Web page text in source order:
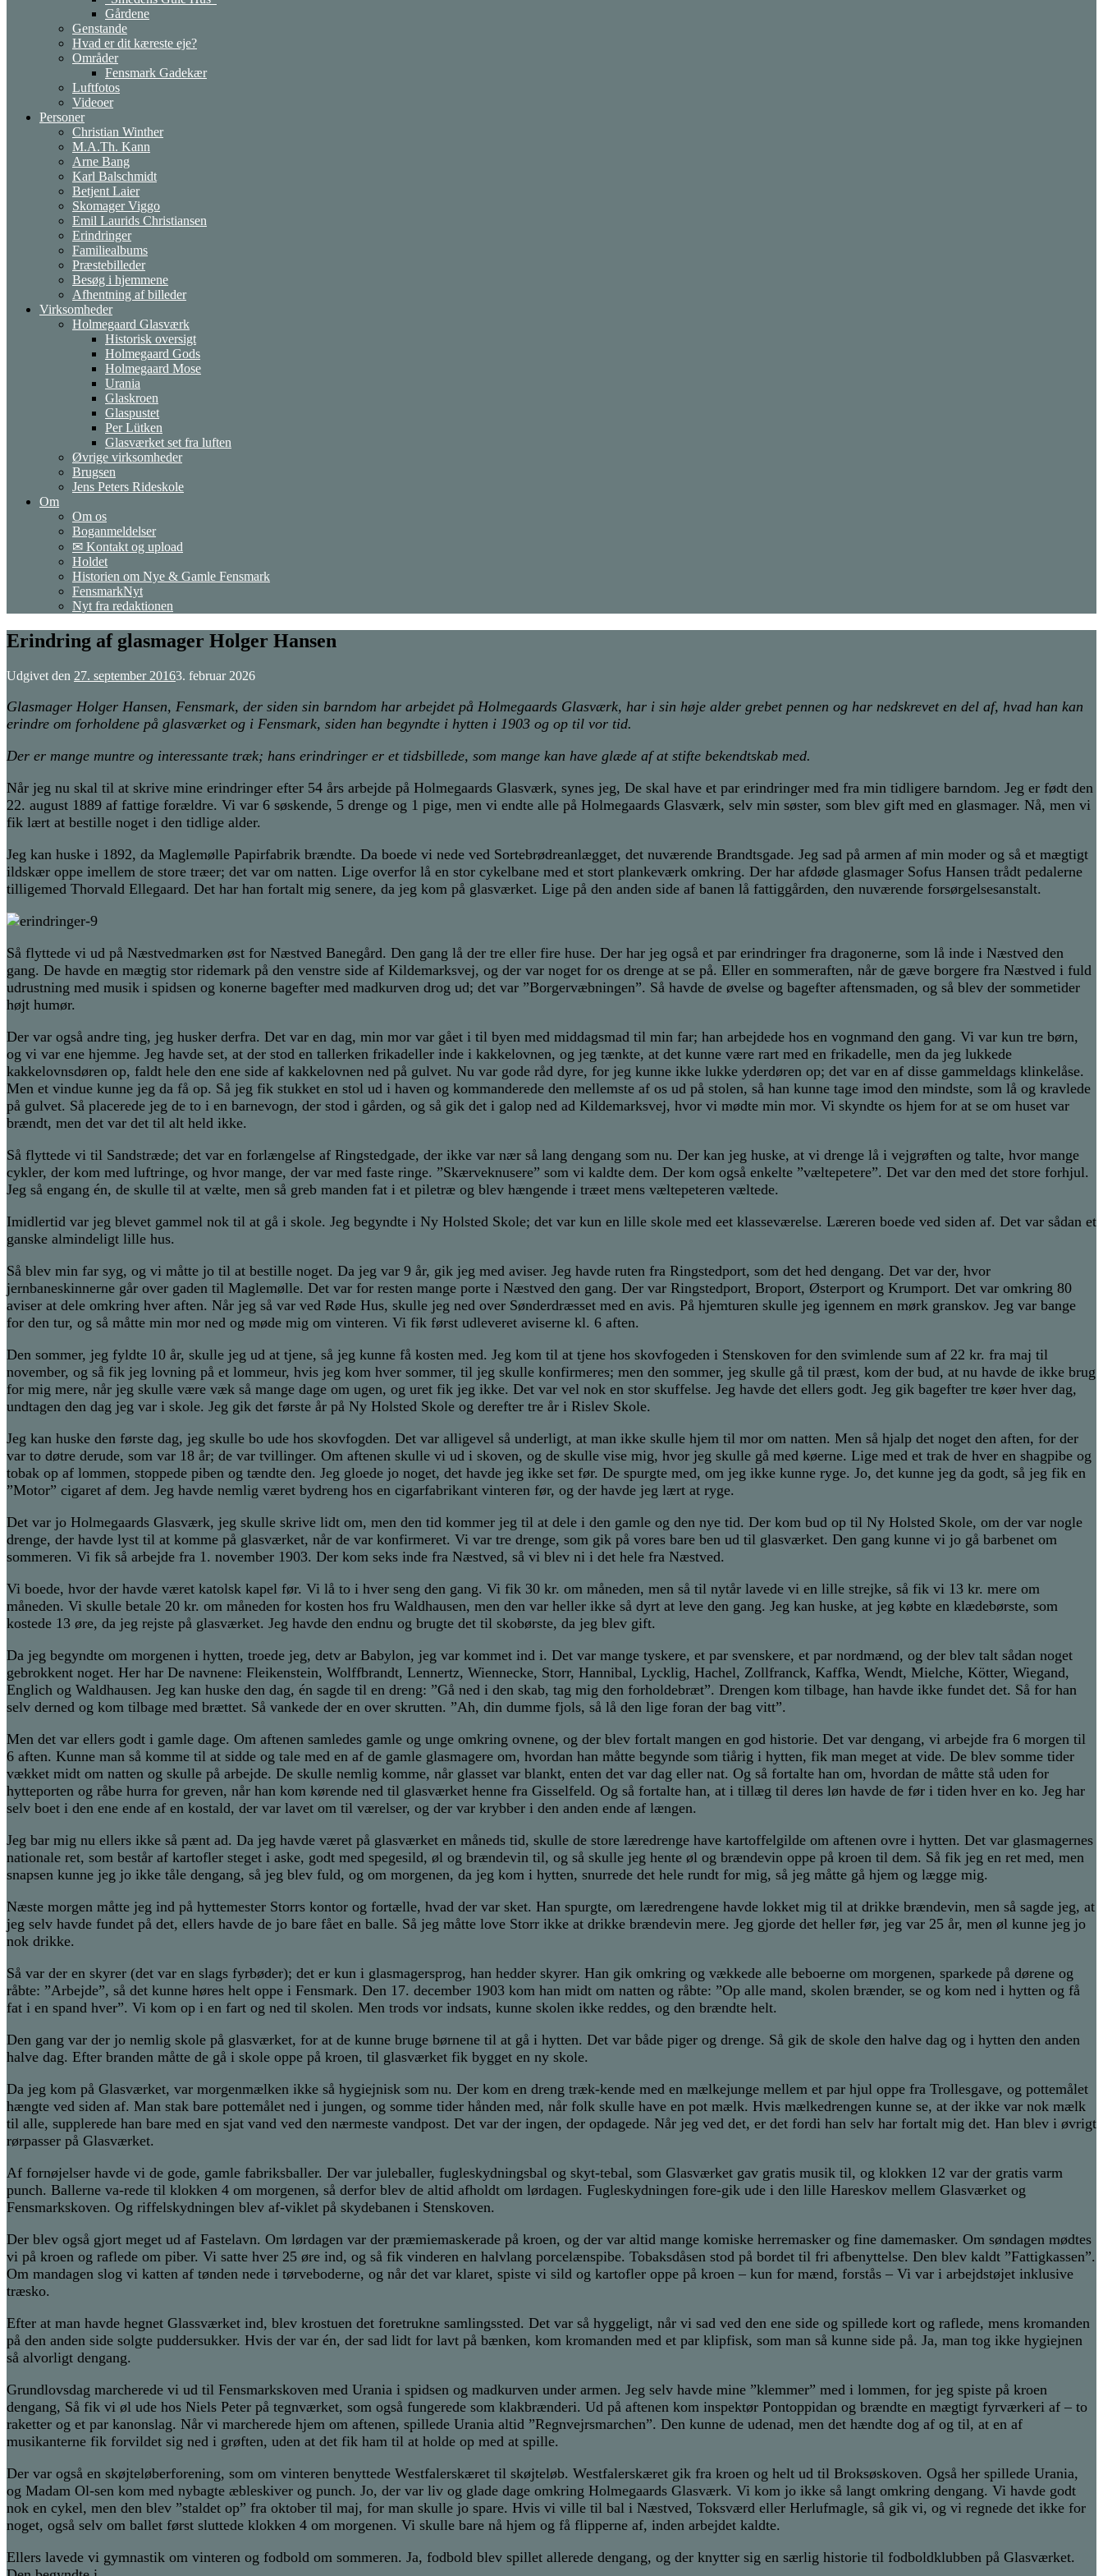
Gårdene
Genstande
Hvad er dit kæreste eje?
Områder
Fensmark Gadekær
Luftfotos
Videoer
Personer
Christian Winther
M.A.Th. Kann
Arne Bang
Karl Balschmidt
Betjent Laier
Skomager Viggo
Emil Laurids Christiansen
Erindringer
Familiealbums
Præstebilleder
Besøg i hjemmene
Afhentning af billeder
Virksomheder
Holmegaard Glasværk
Historisk oversigt
Holmegaard Gods
Holmegaard Mose
Urania
Glaskroen
Glaspustet
Per Lütken
Glasværket set fra luften
Øvrige virksomheder
Brugsen
Jens Peters Rideskole
Om
Om os
Boganmeldelser
✉ Kontakt og upload
Holdet
Historien om Nye & Gamle Fensmark
FensmarkNyt
Nyt fra redaktionen
Erindring af glasmager Holger Hansen
Udgivet den 27. september 20163. februar 2026
Glasmager Holger Hansen, Fensmark, der siden sin barndom har arbejdet på Holmegaards Glasværk, har i sin høje alder grebet pennen og har nedskrevet en del af, hvad han kan
erindre om forholdene på glasværket og i Fensmark, siden han begyndte i hytten i 1903 og op til vor tid.
Der er mange muntre og interessante træk; hans erindringer er et tidsbillede, som mange kan have glæde af at stifte bekendtskab med.
Når jeg nu skal til at skrive mine erindringer efter 54 års arbejde på Holmegaards Glasværk, synes jeg, De skal have et par erindringer med fra min tidligere barndom. Jeg er født den
22. august 1889 af fattige forældre. Vi var 6 søskende, 5 drenge og 1 pige, men vi endte alle på Holmegaards Glasværk, selv min søster, som blev gift med en glasmager. Nå, men vi
fik lært at bestille noget i den tidlige alder.
Jeg kan huske i 1892, da Maglemølle Papirfabrik brændte. Da boede vi nede ved Sortebrødreanlægget, det nuværende Brandtsgade. Jeg sad på armen af min moder og så et mægtigt
ildskær oppe imellem de store træer; det var om natten. Lige overfor lå en stor cykelbane med et stort plankeværk omkring. Der har afdøde glasmager Sofus Hansen trådt pedalerne
tilligemed Thorvald Ellegaard. Det har han fortalt mig senere, da jeg kom på glasværket. Lige på den anden side af banen lå fattiggården, den nuværende forsørgelsesanstalt.
Så flyttede vi ud på Næstvedmarken øst for Næstved Banegård. Den gang lå der tre eller fire huse. Der har jeg også et par erindringer fra dragonerne, som lå inde i Næstved den
gang. De havde en mægtig stor ridemark på den venstre side af Kildemarksvej, og der var noget for os drenge at se på. Eller en sommeraften, når de gæve borgere fra Næstved i fuld
udrustning med musik i spidsen og konerne bagefter med madkurven drog ud; det var ”Borgervæbningen”. Så havde de øvelse og bagefter aftensmaden, og så blev der sommetider
højt humør.
Der var også andre ting, jeg husker derfra. Det var en dag, min mor var gået i til byen med middagsmad til min far; han arbejdede hos en vognmand den gang. Vi var kun tre børn,
og vi var ene hjemme. Jeg havde set, at der stod en tallerken frikadeller inde i kakkelovnen, og jeg tænkte, at det kunne være rart med en frikadelle, men da jeg lukkede
kakkelovnsdøren op, faldt hele den ene side af kakkelovnen ned på gulvet. Nu var gode råd dyre, for jeg kunne ikke lukke yderdøren op; det var en af disse gammeldags klinkelåse.
Men et vindue kunne jeg da få op. Så jeg fik stukket en stol ud i haven og kommanderede den mellemste af os ud på stolen, så han kunne tage imod den mindste, som lå og kravlede
på gulvet. Så placerede jeg de to i en barnevogn, der stod i gården, og så gik det i galop ned ad Kildemarksvej, hvor vi mødte min mor. Vi skyndte os hjem for at se om huset var
brændt, men det var det til alt held ikke.
Så flyttede vi til Sandstræde; det var en forlængelse af Ringstedgade, der ikke var nær så lang dengang som nu. Der kan jeg huske, at vi drenge lå i vejgrøften og talte, hvor mange
cykler, der kom med luftringe, og hvor mange, der var med faste ringe. ”Skærveknusere” som vi kaldte dem. Der kom også enkelte ”væltepetere”. Det var den med det store forhjul.
Jeg så engang én, de skulle til at vælte, men så greb manden fat i et piletræ og blev hængende i træet mens væltepeteren væltede.
Imidlertid var jeg blevet gammel nok til at gå i skole. Jeg begyndte i Ny Holsted Skole; det var kun en lille skole med eet klasseværelse. Læreren boede ved siden af. Det var sådan et
ganske almindeligt lille hus.
Så blev min far syg, og vi måtte jo til at bestille noget. Da jeg var 9 år, gik jeg med aviser. Jeg havde ruten fra Ringstedport, som det hed dengang. Det var der, hvor
jernbaneskinnerne går over gaden til Maglemølle. Det var for resten mange porte i Næstved den gang. Der var Ringstedport, Broport, Østerport og Krumport. Det var omkring 80
aviser at dele omkring hver aften. Når jeg så var ved Røde Hus, skulle jeg ned over Sønderdræsset med en avis. På hjemturen skulle jeg igennem en mørk granskov. Jeg var bange
for den tur, og så måtte min mor ned og møde mig om vinteren. Vi fik først udleveret aviserne kl. 6 aften.
Den sommer, jeg fyldte 10 år, skulle jeg ud at tjene, så jeg kunne få kosten med. Jeg kom til at tjene hos skovfogeden i Stenskoven for den svimlende sum af 22 kr. fra maj til
november, og så fik jeg lovning på et lommeur, hvis jeg kom hver sommer, til jeg skulle konfirmeres; men den sommer, jeg skulle gå til præst, kom der bud, at nu havde de ikke brug
for mig mere, når jeg skulle være væk så mange dage om ugen, og uret fik jeg ikke. Det var vel nok en stor skuffelse. Jeg havde det ellers godt. Jeg gik bagefter tre køer hver dag,
undtagen den dag jeg var i skole. Jeg gik det første år på Ny Holsted Skole og derefter tre år i Rislev Skole.
Jeg kan huske den første dag, jeg skulle bo ude hos skovfogden. Det var alligevel så underligt, at man ikke skulle hjem til mor om natten. Men så hjalp det noget den aften, for der
var to døtre derude, som var 18 år; de var tvillinger. Om aftenen skulle vi ud i skoven, og de skulle vise mig, hvor jeg skulle gå med køerne. Lige med et trak de hver en shagpibe og
tobak op af lommen, stoppede piben og tændte den. Jeg gloede jo noget, det havde jeg ikke set før. De spurgte med, om jeg ikke kunne ryge. Jo, det kunne jeg da godt, så jeg fik en
”Motor” cigaret af dem. Jeg havde nemlig været bydreng hos en cigarfabrikant vinteren før, og der havde jeg lært at ryge.
Det var jo Holmegaards Glasværk, jeg skulle skrive lidt om, men den tid kommer jeg til at dele i den gamle og den nye tid. Der kom bud op til Ny Holsted Skole, om der var nogle
drenge, der havde lyst til at komme på glasværket, når de var konfirmeret. Vi var tre drenge, som gik på vores bare ben ud til glasværket. Den gang kunne vi jo gå barbenet om
sommeren. Vi fik så arbejde fra 1. november 1903. Der kom seks inde fra Næstved, så vi blev ni i det hele fra Næstved.
Vi boede, hvor der havde været katolsk kapel før. Vi lå to i hver seng den gang. Vi fik 30 kr. om måneden, men så til nytår lavede vi en lille strejke, så fik vi 13 kr. mere om
måneden. Vi skulle betale 20 kr. om måneden for kosten hos fru Waldhausen, men den var heller ikke så dyrt at leve den gang. Jeg kan huske, at jeg købte en klædebørste, som
kostede 13 øre, da jeg rejste på glasværket. Jeg havde den endnu og brugte det til skobørste, da jeg blev gift.
Da jeg begyndte om morgenen i hytten, troede jeg, detv ar Babylon, jeg var kommet ind i. Det var mange tyskere, et par svenskere, et par nordmænd, og der blev talt sådan noget
gebrokkent noget. Her har De navnene: Fleikenstein, Wolffbrandt, Lennertz, Wiennecke, Storr, Hannibal, Lycklig, Hachel, Zollfranck, Kaffka, Wendt, Mielche, Kötter, Wiegand,
Englich og Waldhausen. Jeg kan huske den dag, én sagde til en dreng: ”Gå ned i den skab, tag mig den forholdebræt”. Drengen kom tilbage, han havde ikke fundet det. Så for han
selv derned og kom tilbage med brættet. Så vankede der en over skrutten. ”Ah, din dumme fjols, så lå den lige foran der bag vitt”.
Men det var ellers godt i gamle dage. Om aftenen samledes gamle og unge omkring ovnene, og der blev fortalt mangen en god historie. Det var dengang, vi arbejde fra 6 morgen til
6 aften. Kunne man så komme til at sidde og tale med en af de gamle glasmagere om, hvordan han måtte begynde som tiårig i hytten, fik man meget at vide. De blev somme tider
vækket midt om natten og skulle på arbejde. De skulle nemlig komme, når glasset var blankt, enten det var dag eller nat. Og så fortalte han om, hvordan de måtte stå uden for
hytteporten og råbe hurra for greven, når han kom kørende ned til glasværket henne fra Gisselfeld. Og så fortalte han, at i tillæg til deres løn havde de før i tiden hver en ko. Jeg har
selv boet i den ene ende af en kostald, der var lavet om til værelser, og der var krybber i den anden ende af længen.
Jeg bar mig nu ellers ikke så pænt ad. Da jeg havde været på glasværket en måneds tid, skulle de store læredrenge have kartoffelgilde om aftenen ovre i hytten. Det var glasmagernes
nationale ret, som består af kartofler steget i aske, godt med spegesild, øl og brændevin til, og så skulle jeg hente øl og brændevin oppe på kroen til dem. Så fik jeg en ret med, men
snapsen kunne jeg jo ikke tåle dengang, så jeg blev fuld, og om morgenen, da jeg kom i hytten, snurrede det hele rundt for mig, så jeg måtte gå hjem og lægge mig.
Næste morgen måtte jeg ind på hyttemester Storrs kontor og fortælle, hvad der var sket. Han spurgte, om læredrengene havde lokket mig til at drikke brændevin, men så sagde jeg, at
jeg selv havde fundet på det, ellers havde de jo bare fået en balle. Så jeg måtte love Storr ikke at drikke brændevin mere. Jeg gjorde det heller før, jeg var 25 år, men øl kunne jeg jo
nok drikke.
Så var der en skyrer (det var en slags fyrbøder); det er kun i glasmagersprog, han hedder skyrer. Han gik omkring og vækkede alle beboerne om morgenen, sparkede på dørene og
råbte: ”Arbejde”, så det kunne høres helt oppe i Fensmark. Den 17. december 1903 kom han midt om natten og råbte: ”Op alle mand, skolen brænder, se og kom ned i hytten og få
fat i en spand hver”. Vi kom op i en fart og ned til skolen. Men trods vor indsats, kunne skolen ikke reddes, og den brændte helt.
Den gang var der jo nemlig skole på glasværket, for at de kunne bruge børnene til at gå i hytten. Det var både piger og drenge. Så gik de skole den halve dag og i hytten den anden
halve dag. Efter branden måtte de gå i skole oppe på kroen, til glasværket fik bygget en ny skole.
Da jeg kom på Glasværket, var morgenmælken ikke så hygiejnisk som nu. Der kom en dreng træk-kende med en mælkejunge mellem et par hjul oppe fra Trollesgave, og pottemålet
hængte ved siden af. Man stak bare pottemålet ned i jungen, og somme tider hånden med, når folk skulle have en pot mælk. Hvis mælkedrengen kunne se, at der ikke var nok mælk
til alle, supplerede han bare med en sjat vand ved den nærmeste vandpost. Det var der ingen, der opdagede. Når jeg ved det, er det fordi han selv har fortalt mig det. Han blev i øvrigt
rørpasser på Glasværket.
Af fornøjelser havde vi de gode, gamle fabriksballer. Der var juleballer, fugleskydningsbal og skyt-tebal, som Glasværket gav gratis musik til, og klokken 12 var der gratis varm
punch. Ballerne va-rede til klokken 4 om morgenen, så derfor blev de altid afholdt om lørdagen. Fugleskydningen fore-gik ude i den lille Hareskov mellem Glasværket og
Fensmarkskoven. Og riffelskydningen blev af-viklet på skydebanen i Stenskoven.
Der blev også gjort meget ud af Fastelavn. Om lørdagen var der præmiemaskerade på kroen, og der var altid mange komiske herremasker og fine damemasker. Om søndagen mødtes
vi på kroen og raflede om piber. Vi satte hver 25 øre ind, og så fik vinderen en halvlang porcelænspibe. Tobaksdåsen stod på bordet til fri afbenyttelse. Den blev kaldt ”Fattigkassen”.
Om mandagen slog vi katten af tønden nede i tørveboderne, og når det var klaret, spiste vi sild og kartofler oppe på kroen – kun for mænd, forstås – Vi var i arbejdstøjet inklusive
træsko.
Efter at man havde hegnet Glassværket ind, blev krostuen det foretrukne samlingssted. Det var så hyggeligt, når vi sad ved den ene side og spillede kort og raflede, mens kromanden
på den anden side solgte puddersukker. Hvis der var én, der sad lidt for lavt på bænken, kom kromanden med et par klipfisk, som man så kunne side på. Ja, man tog ikke hygiejnen
så alvorligt dengang.
Grundlovsdag marcherede vi ud til Fensmarkskoven med Urania i spidsen og madkurven under armen. Jeg selv havde mine ”klemmer” med i lommen, for jeg spiste på kroen
dengang, Så fik vi øl ude hos Niels Peter på tegnværket, som også fungerede som klakbrænderi. Ud på aftenen kom inspektør Pontoppidan og brændte en mægtigt fyrværkeri af – to
raketter og et par kanonslag. Når vi marcherede hjem om aftenen, spillede Urania altid ”Regnvejrsmarchen”. Den kunne de udenad, men det hændte dog af og til, at en af
musikanterne fik forvildet sig ned i grøften, uden at det fik ham til at holde op med at spille.
Der var også en skøjteløberforening, som om vinteren benyttede Westfalerskæret til skøjteløb. Westfalerskæret gik fra kroen og helt ud til Broksøskoven. Også her spillede Urania,
og Madam Ol-sen kom med nybagte æbleskiver og punch. Jo, der var liv og glade dage omkring Holmegaards Glasværk. Vi kom jo ikke så langt omkring dengang. Vi havde godt
nok en cykel, men den blev ”staldet op” fra oktober til maj, for man skulle jo spare. Hvis vi ville til bal i Næstved, Toksværd eller Herlufmagle, så gik vi, og vi regnede det ikke for
noget, også selv om ballet først sluttede klokken 4 om morgenen. Vi skulle bare nå hjem og få flipperne af, inden arbejdet kaldte.
Ellers lavede vi gymnastik om vinteren og fodbold om sommeren. Ja, fodbold blev spillet allerede dengang, og der knytter sig en særlig historie til fodboldklubben på Glasværket.